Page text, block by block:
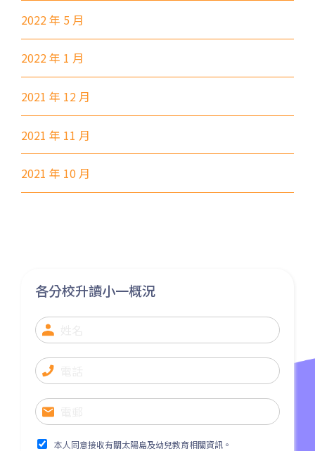
港鐵
巴士
E22, E22A, E23, E31, E32, E33,
保姆車1
前往方法
元朗分校
巴士
968, E34K74, 968A, B2, 76K,
276P, 77K, 268P, 269D, 276C,
小巴
31, 32, 36, 37, 38, 39, 77, 601,
602, 603, 604, 606S, 608,71
其他
元朗市中心, 屏山, 天水圍, 朗屏,
2022 年 5 月
2022 年 1 月
2021 年 12 月
2021 年 11 月
2021 年 10 月
各分校升讀小一概況
本人同意接收有關太陽島及幼兒教育相關資訊。